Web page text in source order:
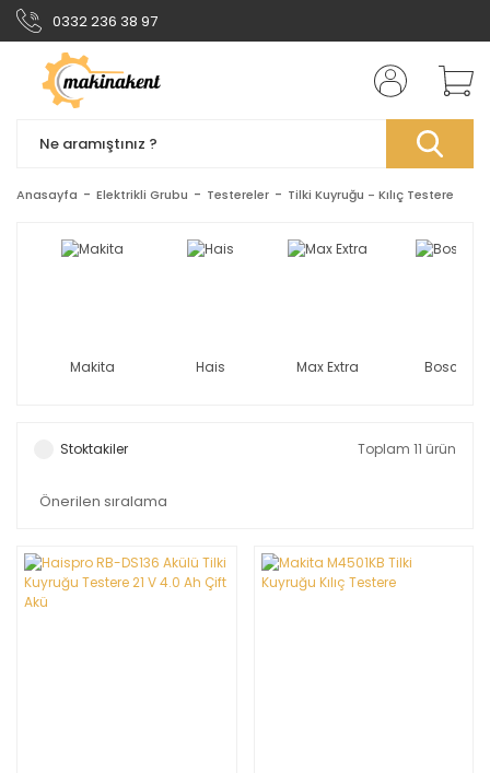
0332 236 38 97
Anasayfa Elektrikli Grubu Testereler Tilki Kuyruğu - Kılıç Testere
Makita Hais Max Extra Bosch
Stoktakiler Toplam 11 ürün